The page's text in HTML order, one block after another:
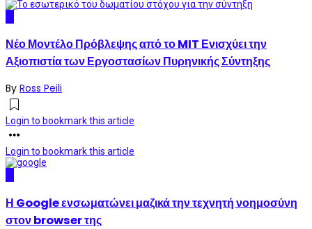
Νέο Μοντέλο Πρόβλεψης από το MIT Ενισχύει την
Αξιοπιστία των Εργοστασίων Πυρηνικής Σύντηξης
By Ross Peili
Login to bookmark this article
Login to bookmark this article
Η Google ενσωματώνει μαζικά την τεχνητή νοημοσύνη
στον browser της